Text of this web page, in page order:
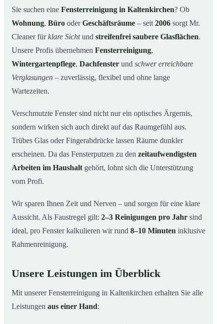
03Warum Mr. Cleaner in Kaltenkirchen?
04So funktioniert’s
05Fensterreinigung in Kaltenkirchen und Umgebung
So arbeiten unsere Reinigungskräfte bei einer
Fensterreinigung in Kaltenkirchen
Sie suchen eine Fensterreinigung in Kaltenkirchen? Ob
Wohnung, Büro oderGeschäftsräume – seit 2006 sorgt Mr.
Cleaner fürklare Sichtund streifenfrei saubere Glasflächen.
Unsere Profis übernehmen Fensterreinigung,
Wintergartenpflege, Dachfenster und schwer erreichbare
Verglasungen – zuverlässig, flexibel und ohne lange
Wartezeiten.
Verschmutzte Fenster sind nicht nur ein optisches Ärgernis,
sondern wirken sich auch direkt auf das Raumgefühl aus.
Trübes Glas oder Fingerabdrücke lassen Räume dunkler
erscheinen. Da das Fensterputzen zu den zeitaufwendigsten
Arbeiten im Haushalt gehört, lohnt sich die Unterstützung
vom Profi.
Wir sparen Ihnen Zeit und Nerven – und sorgen für eine klare
Aussicht. Als Faustregel gilt: 2–3 Reinigungen pro Jahr sind
ideal, pro Fenster kalkulieren wir rund 8–10 Minuten inklusive
Rahmenreinigung.
Unsere Leistungen im Überblick
Mit unserer Fensterreinigung in Kaltenkirchen erhalten Sie alle
Leistungen aus einer Hand: